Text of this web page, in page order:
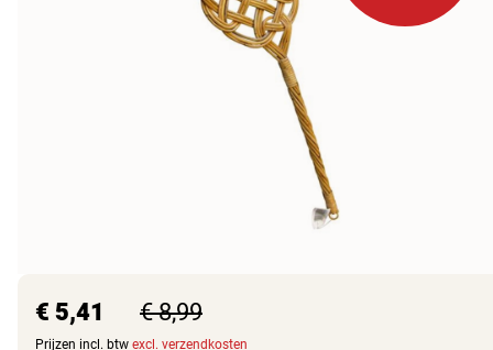
€ 5,41 € 8,99
Prijzen incl. btw excl. verzendkosten